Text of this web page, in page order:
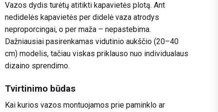
Vazos dydis turėtų atitikti kapavietės plotą. Ant
nedidelės kapavietės per didelė vaza atrodys
neproporcingai, o per maža – nepastebima.
Dažniausiai pasirenkamas vidutinio aukščio (20–40
cm) modelis, tačiau viskas priklauso nuo individualaus
dizaino sprendimo.
Tvirtinimo būdas
Kai kurios vazos montuojamos prie paminklo ar